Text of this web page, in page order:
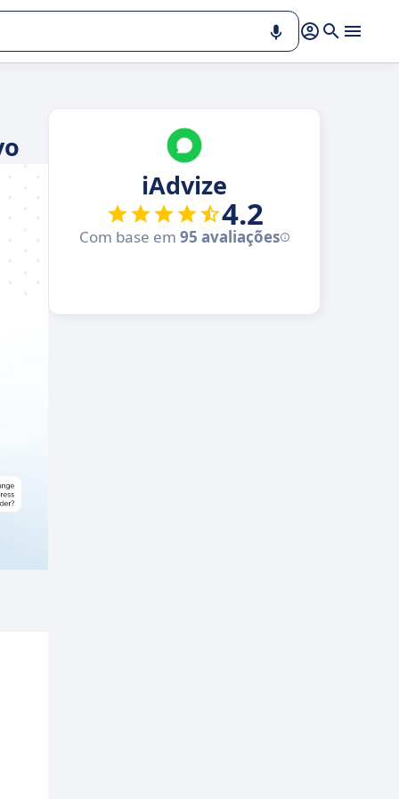
iAdvize
4.2
Com base em 95 avaliações